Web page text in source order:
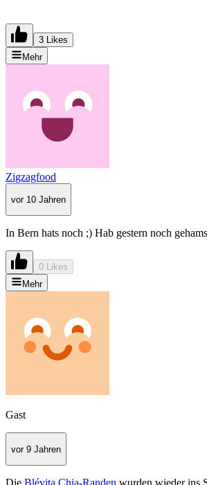
3 Likes
Mehr
Zigzagfood
vor 10 Jahren
In Bern hats noch ;) Hab gestern noch
0 Likes
Mehr
Gast
vor 9 Jahren
Die Blévita Chia-Randen wurden wieder ins